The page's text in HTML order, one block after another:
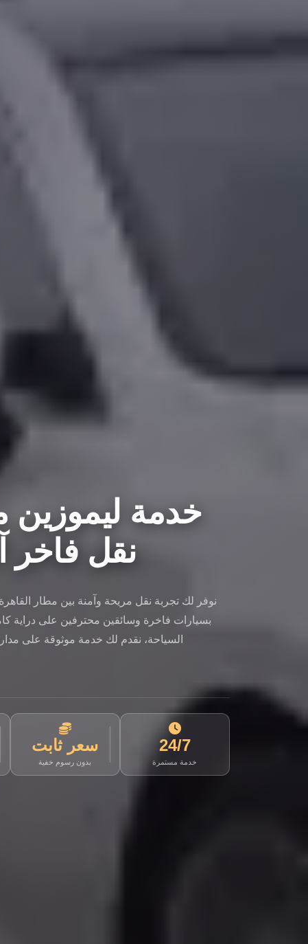
خدمة ليموزين
نقل فاخر
نوفر لك تجربة نقل مريحة وآمنة بين مطار
بسيارات فاخرة وسائقين محترفين على دراية
السياحة، نقدم لك خدمة موثوقة على مدار
24/7
خدمة مستمرة
سعر ثابت
بدون رسوم خفية